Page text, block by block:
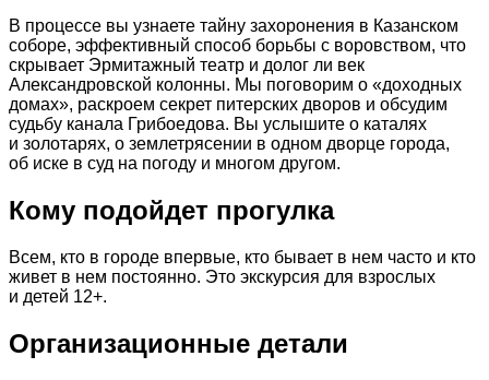
В процессе вы узнаете тайну захоронения в Казанском
соборе, эффективный способ борьбы с воровством, что
скрывает Эрмитажный театр и долог ли век
Александровской колонны. Мы поговорим о «доходных
домах», раскроем секрет питерских дворов и обсудим
судьбу канала Грибоедова. Вы услышите о каталях
и золотарях, о землетрясении в одном дворце города,
об иске в суд на погоду и многом другом.
Кому подойдет прогулка
Всем, кто в городе впервые, кто бывает в нем часто и кто
живет в нем постоянно. Это экскурсия для взрослых
и детей 12+.
Организационные детали